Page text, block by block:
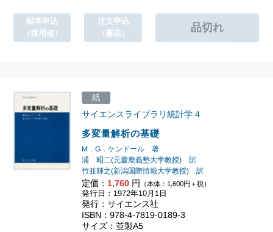
献本申込
（採用者）
注文申込
（書店）
多変量解析の基礎
サイエンスライブラリ統計学 4
M．G．ケンドール 著
浦 昭二(元慶應義塾大学教授) 訳
竹並輝之(新潟国際情報大学教授) 訳
定価： 1,760 円 （本体：1,600円＋税）
紙
発行日：1972年10月1日
発行：サイエンス社
ISBN：978-4-7819-0189-3
サイズ：並製A5